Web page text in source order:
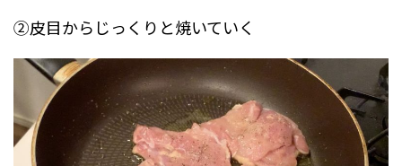
②皮目からじっくりと焼いていく